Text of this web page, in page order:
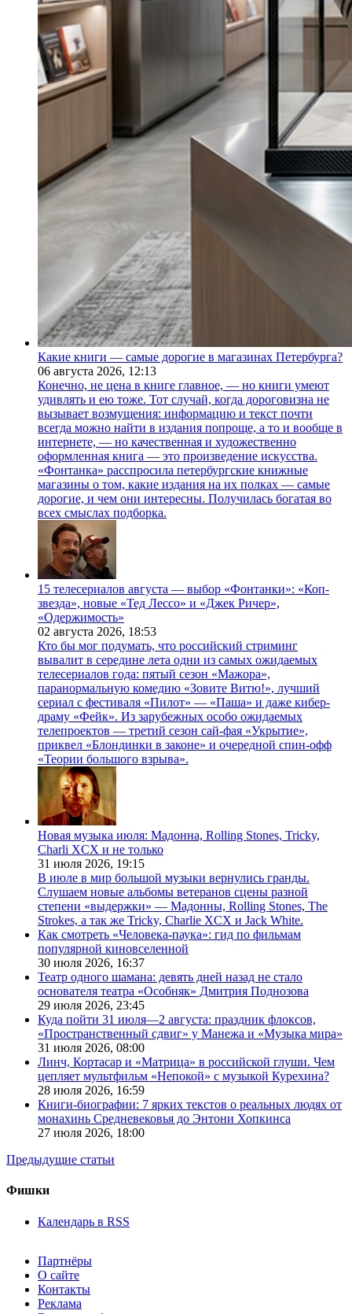
Какие книги — самые дорогие в магазинах Петербурга?
06 августа 2026, 12:13
Конечно, не цена в книге главное, — но книги умеют
удивлять и ею тоже. Тот случай, когда дороговизна не
вызывает возмущения: информацию и текст почти
всегда можно найти в издания попроще, а то и вообще в
интернете, — но качественная и художественно
оформленная книга — это произведение искусства.
«Фонтанка» расспросила петербургские книжные
магазины о том, какие издания на их полках — самые
дорогие, и чем они интересны. Получилась богатая во
всех смыслах подборка.
15 телесериалов августа — выбор «Фонтанки»: «Коп-
звезда», новые «Тед Лессо» и «Джек Ричер»,
«Одержимость»
02 августа 2026, 18:53
Кто бы мог подумать, что российский стриминг
вывалит в середине лета одни из самых ожидаемых
телесериалов года: пятый сезон «Мажора»,
паранормальную комедию «Зовите Витю!», лучший
сериал с фестиваля «Пилот» — «Паша» и даже кибер-
драму «Фейк». Из зарубежных особо ожидаемых
телепроектов — третий сезон сай-фая «Укрытие»,
приквел «Блондинки в законе» и очередной спин-офф
«Теории большого взрыва».
Новая музыка июля: Мадонна, Rolling Stones, Tricky,
Charli XCX и не только
31 июля 2026, 19:15
В июле в мир большой музыки вернулись гранды.
Слушаем новые альбомы ветеранов сцены разной
степени «выдержки» — Мадонны, Rolling Stones, The
Strokes, а так же Tricky, Charlie XCX и Jack White.
Как смотреть «Человека-паука»: гид по фильмам
популярной киновселенной
30 июля 2026, 16:37
Театр одного шамана: девять дней назад не стало
основателя театра «Особняк» Дмитрия Поднозова
29 июля 2026, 23:45
Куда пойти 31 июля—2 августа: праздник флоксов,
«Пространственный сдвиг» у Манежа и «Музыка мира»
31 июля 2026, 08:00
Линч, Кортасар и «Матрица» в российской глуши. Чем
цепляет мультфильм «Непокой» с музыкой Курехина?
28 июля 2026, 16:59
Книги-биографии: 7 ярких текстов о реальных людях от
монахинь Средневековья до Энтони Хопкинса
27 июля 2026, 18:00
Предыдущие статьи
Фишки
Календарь в RSS
Партнёры
О сайте
Контакты
Реклама